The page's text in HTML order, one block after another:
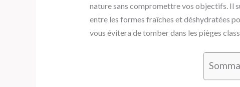
nature sans compromettre vos objectifs. Il
entre les formes fraîches et déshydratées
vous évitera de tomber dans les pièges